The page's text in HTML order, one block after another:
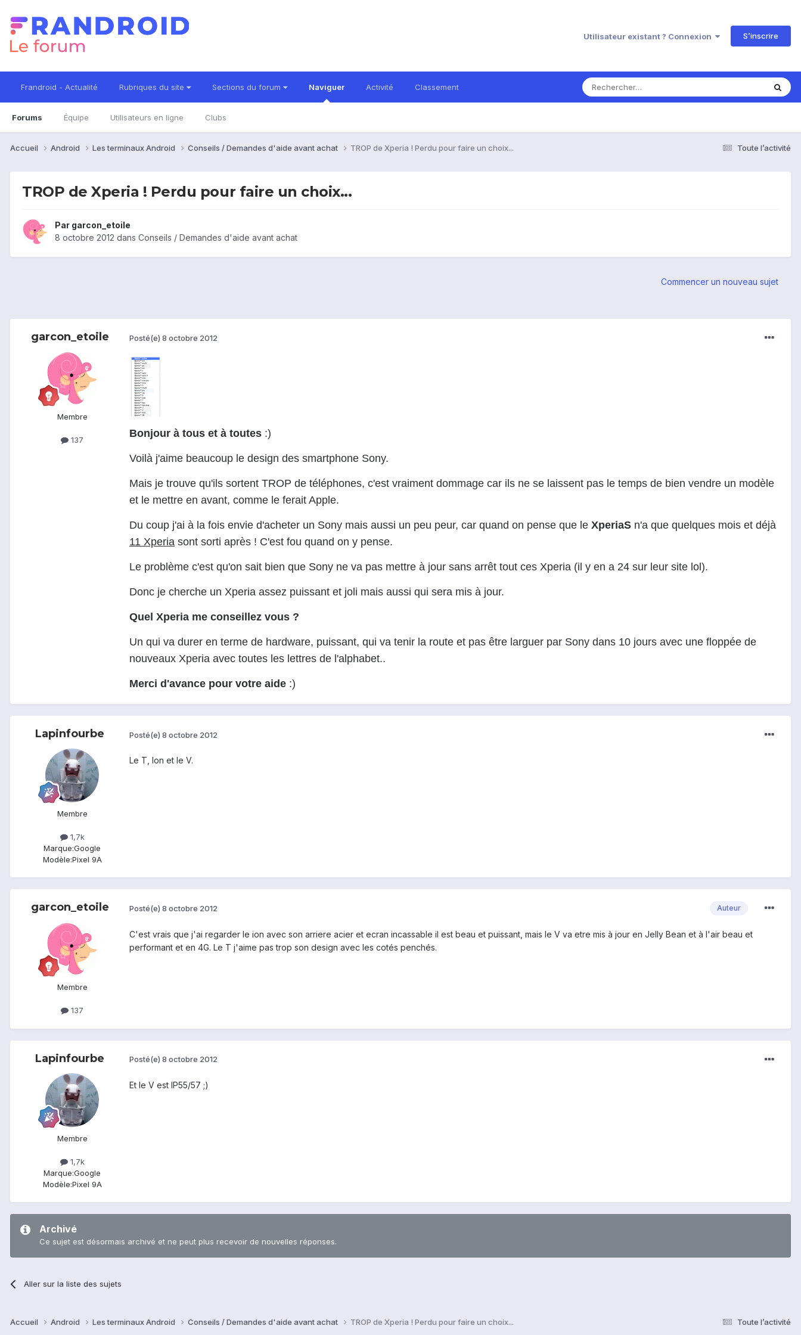
Utilisateur existant ? Connexion S’inscrire
Frandroid - Actualité Rubriques du site Sections du forum Naviguer
Forums Équipe Utilisateurs en ligne Clubs
Activité Classement
Toute l’activité
Accueil Android Les terminaux Android Conseils / Demandes d'aide avant achat TROP de Xperia ! Perdu pour faire un choix...
TROP de Xperia ! Perdu pour faire un choix...
Par garcon_etoile
8 octobre 2012 dans Conseils / Demandes d'aide avant achat
Commencer un nouveau sujet
garcon_etoile
Membre
137
Posté(e) 8 octobre 2012
Bonjour à tous et à toutes :)
Voilà j'aime beaucoup le design des smartphone Sony.
Mais je trouve qu'ils sortent TROP de téléphones, c'est vraiment dommage car ils ne se laissent pas le temps de bien vendre un modèle
et le mettre en avant, comme le ferait Apple.
Du coup j'ai à la fois envie d'acheter un Sony mais aussi un peu peur, car quand on pense que le XperiaS n'a que quelques mois et déjà
11 Xperia sont sorti après ! C'est fou quand on y pense.
Le problème c'est qu'on sait bien que Sony ne va pas mettre à jour sans arrêt tout ces Xperia (il y en a 24 sur leur site lol).
Donc je cherche un Xperia assez puissant et joli mais aussi qui sera mis à jour.
Quel Xperia me conseillez vous ?
Un qui va durer en terme de hardware, puissant, qui va tenir la route et pas être larguer par Sony dans 10 jours avec une floppée de
nouveaux Xperia avec toutes les lettres de l'alphabet..
Merci d'avance pour votre aide :)
Lapinfourbe
Membre
1,7k
Marque:Google
Modèle:Pixel 9A
Posté(e) 8 octobre 2012
Le T, Ion et le V.
garcon_etoile
Membre
137
Auteur
Posté(e) 8 octobre 2012
C'est vrais que j'ai regarder le ion avec son arriere acier et ecran incassable il est beau et puissant, mais le V va etre mis à jour en Jelly Bean et à l'air beau et
performant et en 4G. Le T j'aime pas trop son design avec les cotés penchés.
Lapinfourbe
Membre
1,7k
Marque:Google
Modèle:Pixel 9A
Posté(e) 8 octobre 2012
Et le V est IP55/57 ;)
Archivé
Ce sujet est désormais archivé et ne peut plus recevoir de nouvelles réponses.
Aller sur la liste des sujets
Toute l’activité
Accueil Android Les terminaux Android Conseils / Demandes d'aide avant achat TROP de Xperia ! Perdu pour faire un choix...